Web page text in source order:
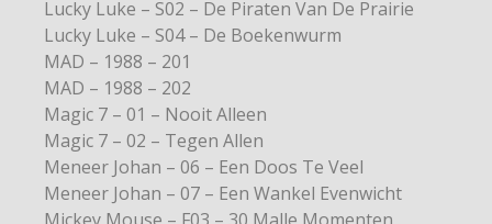
Lucky Luke – S02 – De Piraten Van De Prairie
Lucky Luke – S04 – De Boekenwurm
MAD – 1988 – 201
MAD – 1988 – 202
Magic 7 – 01 – Nooit Alleen
Magic 7 – 02 – Tegen Allen
Meneer Johan – 06 – Een Doos Te Veel
Meneer Johan – 07 – Een Wankel Evenwicht